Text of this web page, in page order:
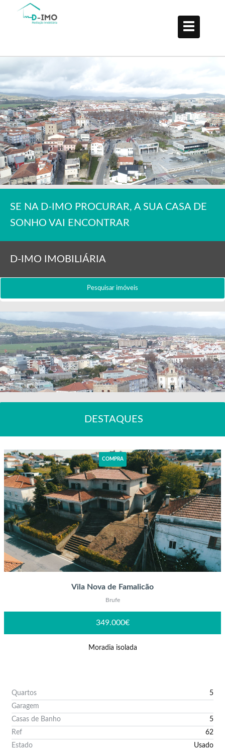
SE NA D-IMO PROCURAR, A SUA CASA DE
SONHO VAI ENCONTRAR
D-IMO IMOBILIÁRIA
Pesquisar imóveis
DESTAQUES
COMPRA
Vila Nova de Famalicão
Brufe
349.000€
Moradia isolada
Quartos
5
Garagem
Casas de Banho
5
Ref
62
Estado
Usado